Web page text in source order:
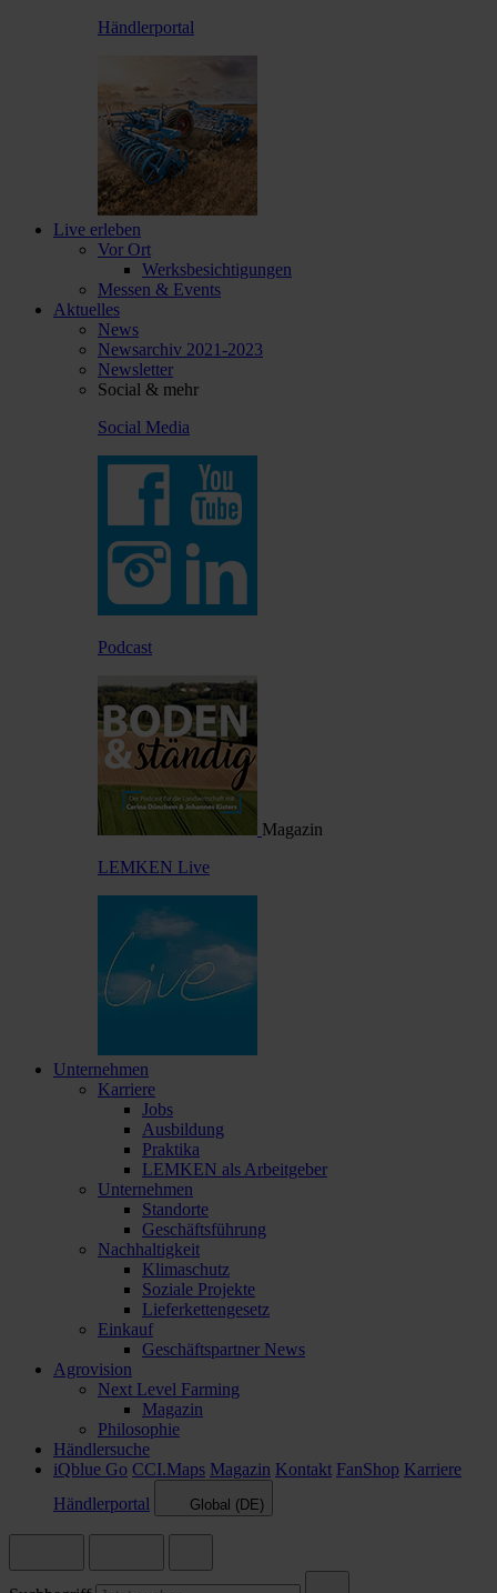
Händlerportal
Live erleben
Vor Ort
Werksbesichtigungen
Messen & Events
Aktuelles
News
Newsarchiv 2021-2023
Newsletter
Social & mehr
Social Media
Podcast
Magazin
LEMKEN Live
Unternehmen
Karriere
Jobs
Ausbildung
Praktika
LEMKEN als Arbeitgeber
Unternehmen
Standorte
Geschäftsführung
Nachhaltigkeit
Klimaschutz
Soziale Projekte
Lieferkettengesetz
Einkauf
Geschäftspartner News
Agrovision
Next Level Farming
Magazin
Philosophie
Händlersuche
iQblue Go CCI.Maps Magazin Kontakt FanShop Karriere
Händlerportal
Global (DE)